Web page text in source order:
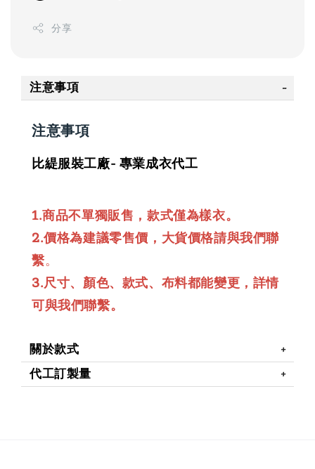
分享
注意事項
注意事項
比緹服裝工廠- 專業成衣代工
1.商品不單獨販售，款式僅為樣衣。
2.價格為建議零售價，大貨價格請與我們聯
繫。
3.尺寸、顏色、款式、布料都能變更，詳情
可與我們聯繫。
關於款式
代工訂製量